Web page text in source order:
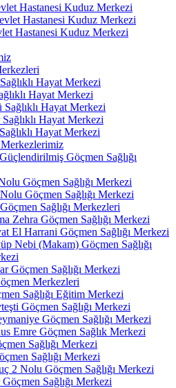
Hastanesi Kuduz Merkezi
Hastanesi Kuduz Merkezi
Hastanesi Kuduz Merkezi
Hayat Merkezi
Hayat Merkezi
Hayat Merkezi
Hayat Merkezi
Hayat Merkezi
Merkezlerimiz
Göçmen Sağlığı
Göçmen Sağlığı Merkezi
Göçmen Sağlığı Merkezi
Sağlığı Merkezleri
Zehra Göçmen Sağlığı Merkezi
El Harrani Göçmen Sağlığı Merkezi
Nebi (Makam) Göçmen Sağlığı
Göçmen Sağlığı Merkezi
Merkezleri
Sağlığı Eğitim Merkezi
Göçmen Sağlığı Merkezi
Göçmen Sağlığı Merkezi
Emre Göçmen Sağlık Merkezi
Sağlığı Merkezi
Sağlığı Merkezi
2 Nolu Göçmen Sağlığı Merkezi
Sağlığı Merkezi